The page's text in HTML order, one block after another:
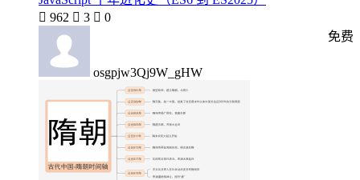
 962  3  0
osgpjw3Qj9W_gHW
免费